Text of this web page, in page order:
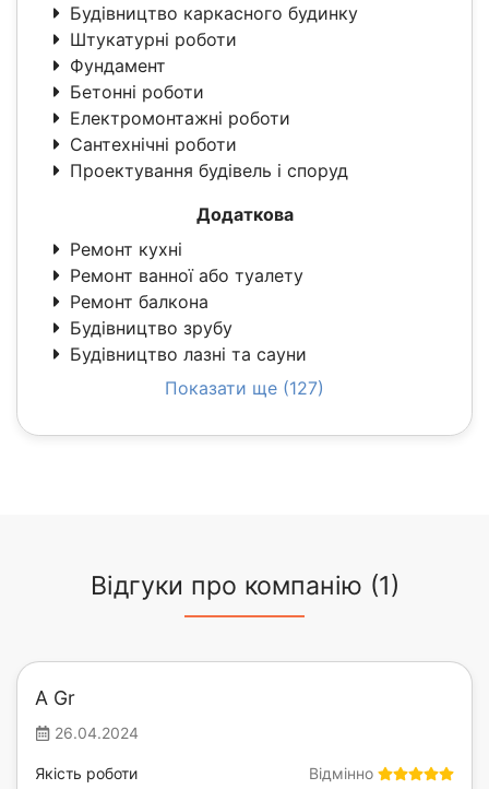
Будівництво каркасного будинку
Штукатурні роботи
Фундамент
Бетонні роботи
Електромонтажні роботи
Сантехнічні роботи
Проектування будівель і споруд
Додаткова
Ремонт кухні
Ремонт ванної або туалету
Ремонт балкона
Будівництво зрубу
Будівництво лазні та сауни
Показати ще (127)
Відгуки про компанію (1)
A Gr
26.04.2024
Відмінно
Якість роботи